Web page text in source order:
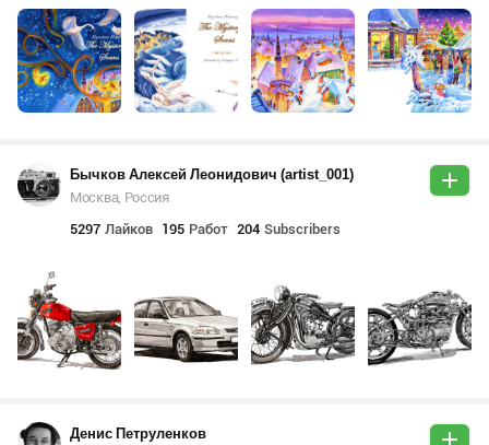
Бычков Алексей Леонидович (artist_001)
Москва, Россия
5297 Лайков 195 Работ 204 Subscribers
Денис Петруленков